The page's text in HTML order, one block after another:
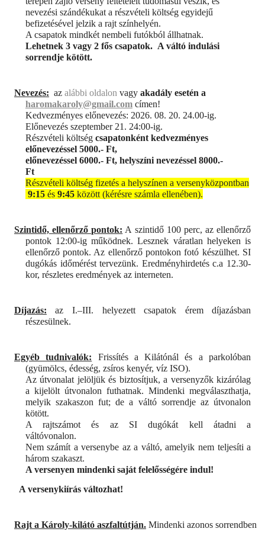
nevezési szándékukat a részvételi költség egyidejű
befizetésével jelzik a rajt színhelyén.
A csapatok mindkét nembeli futókból állhatnak.
Lehetnek 3 vagy 2 fős csapatok. A váltó indulási
sorrendje kötött.
Nevezés: az alábbi oldalon vagy akadály esetén a
haromakaroly@gmail.comcímen!
Kedvezményes előnevezés: 2026. 08. 20. 24.00-ig.
Előnevezés szeptember 21. 24:00-ig.
Részvételi költség csapatonként kedvezményes
előnevezéssel 5000.- Ft,
előnevezéssel 6000.- Ft, helyszíni nevezéssel 8000.-
Ft
Részvételi költség fizetés a helyszínen a versenyközpontban
9:15és 9:45között (kérésre számla ellenében).
Szintidő, ellenőrző pontok: A szintidő 100 perc, az ellenőrző
pontok 12:00-ig működnek. Lesznek váratlan helyeken is
ellenőrző pontok. Az ellenőrző pontokon fotó készülhet. SI
dugókás időmérést tervezünk. Eredményhirdetés c.a 12.30-
kor, részletes eredmények az interneten.
Díjazás: az I.–III. helyezett csapatok érem díjazásban
részesülnek.
Egyéb tudnivalók: Frissítés a Kilátónál és a parkolóban
(gyümölcs, édesség, zsíros kenyér, víz ISO).
Az útvonalat jelöljük és biztosítjuk, a versenyzők kizárólag
a kijelölt útvonalon futhatnak. Mindenki megválaszthatja,
melyik szakaszon fut; de a váltó sorrendje az útvonalon
kötött.
A rajtszámot és az SI dugókát kell átadni a
váltóvonalon.
Nem számít a versenybe az a váltó, amelyik nem teljesíti a
három szakaszt.
A versenyen mindenki saját felelősségére indul!
A versenykiírás változhat!
Rajt a Károly-kilátó aszfaltútján.Mindenki azonos sorrendben